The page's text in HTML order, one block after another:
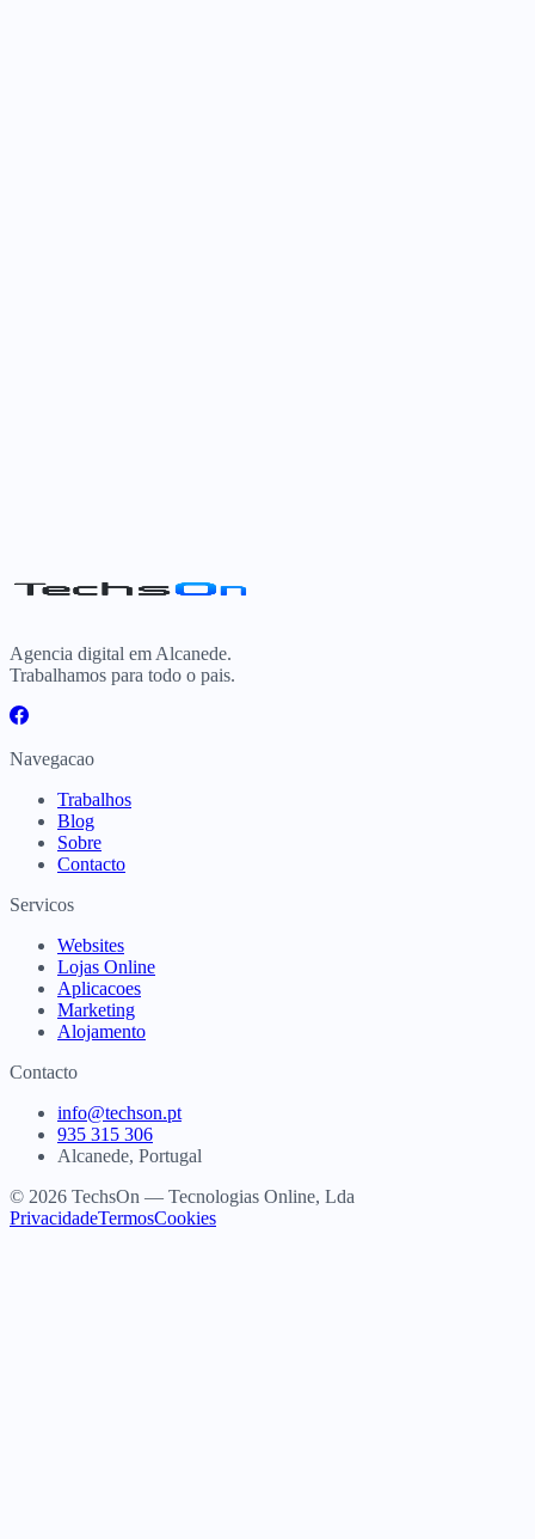
Agencia digital em Alcanede.
Trabalhamos para todo o pais.
Navegacao
Trabalhos
Blog
Sobre
Contacto
Servicos
Websites
Lojas Online
Aplicacoes
Marketing
Alojamento
Contacto
info@techson.pt
935 315 306
Alcanede, Portugal
© 2026 TechsOn — Tecnologias Online, Lda
PrivacidadeTermosCookies